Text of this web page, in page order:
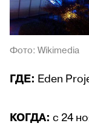
Фото: Wikimedia
ГДЕ: Eden
КОГДА: с 24